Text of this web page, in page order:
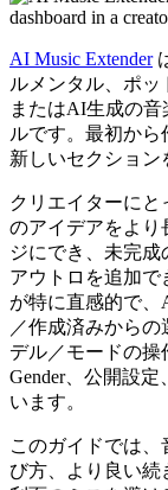
AI Music Extender
ルメンタル、ポッ
またはAI生成の音
ルです。最初から
新しいセクション
クリエイターに
のアイデアをより
ジにでき、未完成
アウトロを追加で
が特に直感的で、
／作成済みからの
デル／モードの操
Gender、公開設
います。
このガイドでは
び方、より良い